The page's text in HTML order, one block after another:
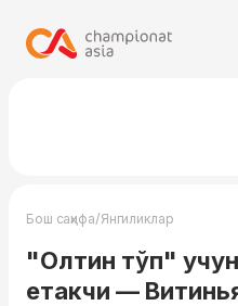
Бош саҳифа/Янгиликлар
"Олтин тўп"
етакчи —